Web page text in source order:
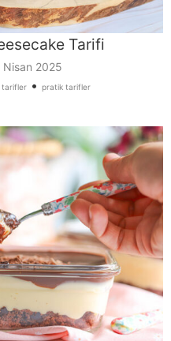
Tarifi
Nisan 2025
tarifler• pratik tarifler